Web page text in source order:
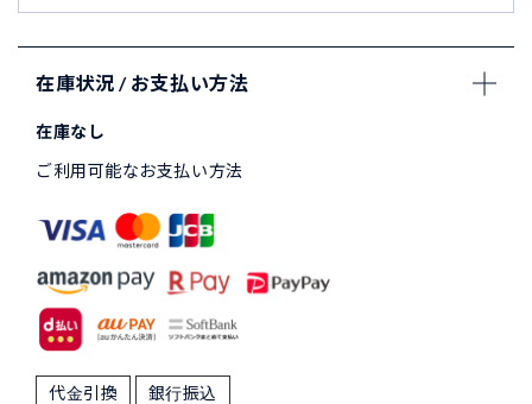
在庫状況 / お支払い方法
在庫なし
ご利用可能なお支払い方法
代金引換 銀行振込